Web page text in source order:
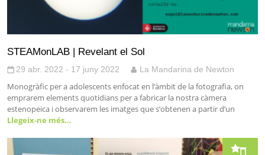
STEAMonLAB | Revelant el Sol
29 abr. 2022 - 17 juny 2022 La Mandarina de Newton
Monogràfic per a adolescents enfocat en l’àmbit de la fotografia, on
emprarem elements quotidians per a fabricar la nostra càmera
estenopeica i observarem les imatges que s’obtenen a partir d’un
Llegeix-ne més…